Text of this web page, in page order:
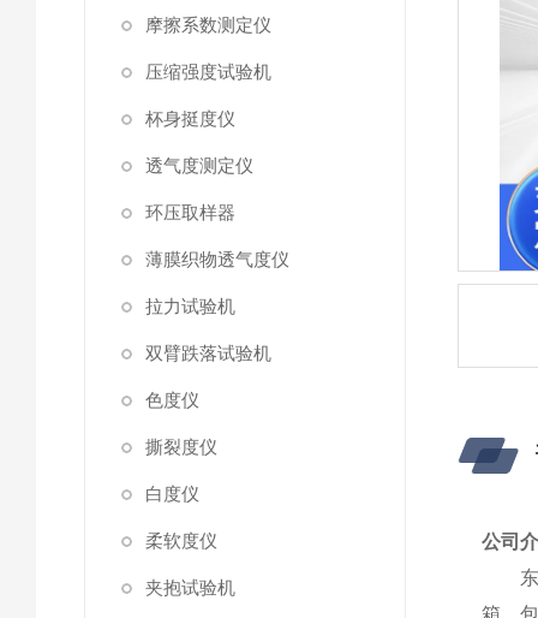
摩擦系数测定仪
压缩强度试验机
杯身挺度仪
透气度测定仪
环压取样器
薄膜织物透气度仪
拉力试验机
双臂跌落试验机
色度仪
撕裂度仪
白度仪
柔软度仪
夹抱试验机
公司
箱、